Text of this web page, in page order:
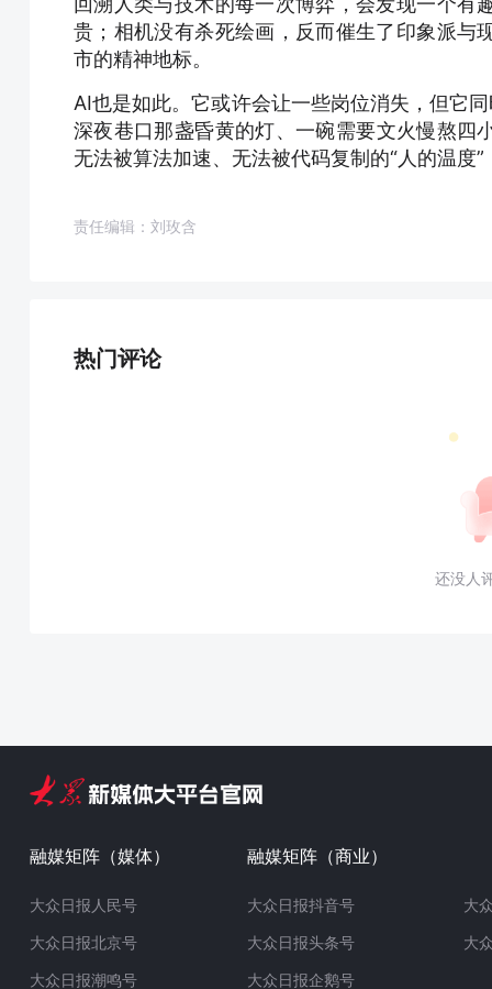
贵；相机没有杀死绘画，反而催生了印象派与
市的精神地标。
AI也是如此。它或许会让一些岗位消失，但它
深夜巷口那盏昏黄的灯、一碗需要文火慢熬
无法被算法加速、无法被代码复制的“人的温度
责任编辑：刘玫含
热门评论
还没人
融媒矩阵（媒体）
大众日报人民号
大众日报北京号
大众日报潮鸣号
融媒矩阵（商业）
大众日报抖音号
大众日报头条号
大众日报企鹅号
大
大